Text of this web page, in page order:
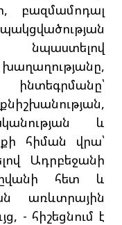
բազմամոդալ
և
հիման վրա՝
Ադրբեջանի
հետ և
առևտրային
- հիշեցնում է